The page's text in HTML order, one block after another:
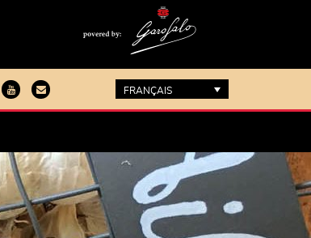
FRANÇAIS